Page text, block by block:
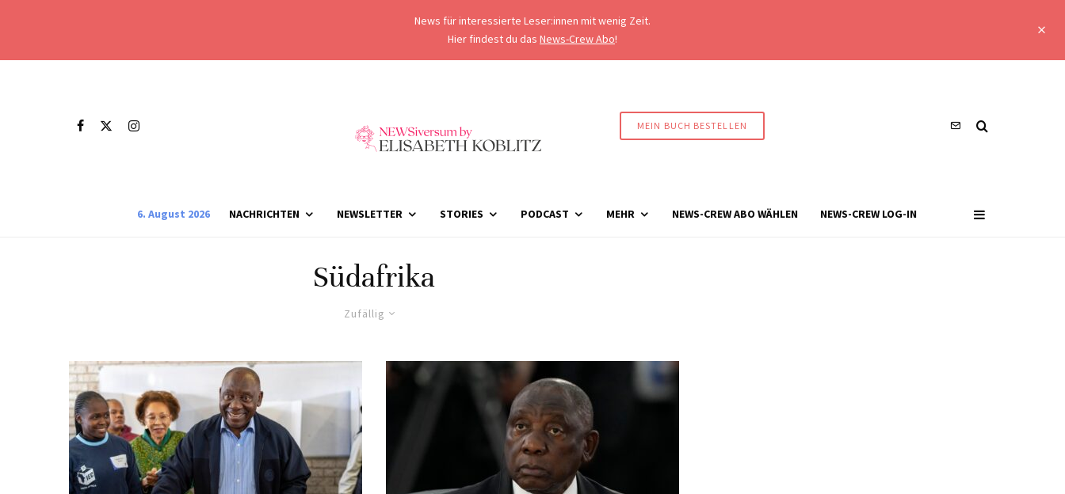
News für interessierte Leser:innen mit wenig Zeit.
Hier findest du das News-Crew Abo!
MEIN BUCH BESTELLEN
6. August 2026 NACHRICHTEN NEWSLETTER STORIES PODCAST MEHR NEWS-CREW ABO WÄHLEN NEWS-CREW LOG-IN
Südafrika
Zufällig